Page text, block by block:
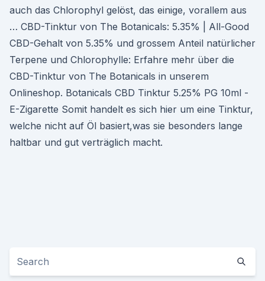
auch das Chlorophyl gelöst, das einige, vorallem aus
… CBD-Tinktur von The Botanicals: 5.35% | All-Good
CBD-Gehalt von 5.35% und grossem Anteil natürlicher
Terpene und Chlorophylle: Erfahre mehr über die
CBD-Tinktur von The Botanicals in unserem
Onlineshop. Botanicals CBD Tinktur 5.25% PG 10ml -
E-Zigarette Somit handelt es sich hier um eine Tinktur,
welche nicht auf Öl basiert,was sie besonders lange
haltbar und gut verträglich macht.